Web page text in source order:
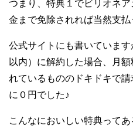
つまり、特典１でビリオネ
金まで免除されれば当然支払
公式サイトにも書いていま
以内）に解約した場合、月
れているもののドキドキで
に０円でした♪
こんなにおいしい特典ってあ